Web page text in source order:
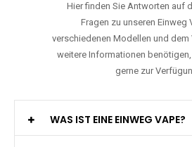
Hier finden Sie Antworten auf
Fragen zu unseren Einweg
verschiedenen Modellen und dem
weitere Informationen
gerne zur
WAS IST EINE EINWEG VAPE?